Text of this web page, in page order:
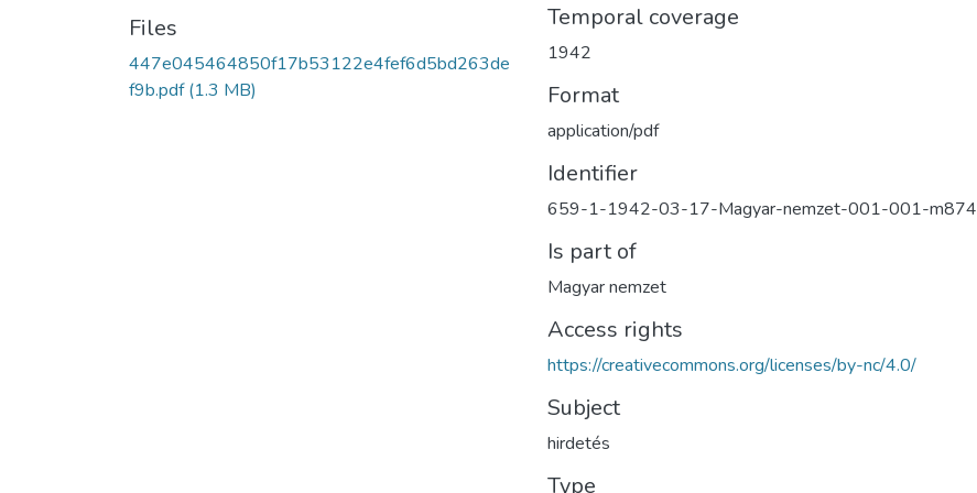
Files
447e045464850f17b53122e4fef6d5bd263de
f9b.pdf(1.3 MB)
Temporal coverage
1942
Format
application/pdf
Identifier
659-1-1942-03-17-Magyar-nemzet-001-001-m874
Is part of
Magyar nemzet
Access rights
https://creativecommons.org/licenses/by-nc/4.0/
Subject
hirdetés
Type